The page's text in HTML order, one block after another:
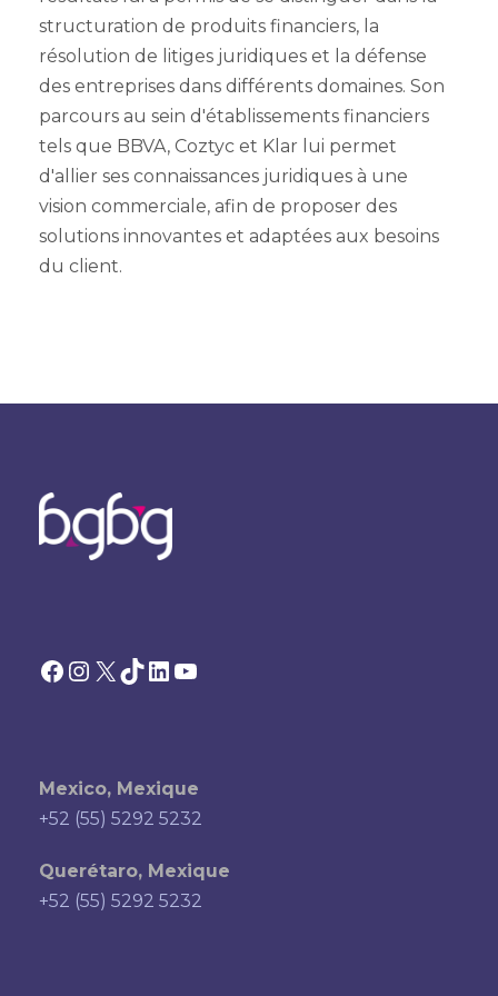
structuration de produits financiers, la
résolution de litiges juridiques et la défense
des entreprises dans différents domaines. Son
parcours au sein d'établissements financiers
tels que BBVA, Coztyc et Klar lui permet
d'allier ses connaissances juridiques à une
vision commerciale, afin de proposer des
solutions innovantes et adaptées aux besoins
du client.
Facebook Instagram X TikTok LinkedIn YouTube
Mexico, Mexique
+52 (55) 5292 5232
Querétaro, Mexique
+52 (55) 5292 5232